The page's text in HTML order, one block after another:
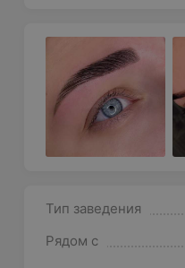
Тип заведения
Рядом с